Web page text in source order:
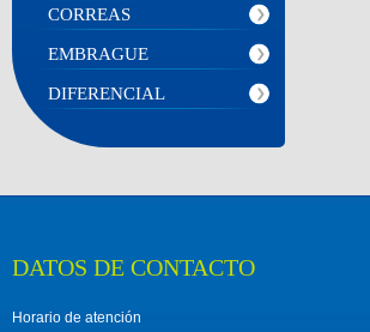
CORREAS
EMBRAGUE
DIFERENCIAL
DATOS DE CONTACTO
Horario de atención